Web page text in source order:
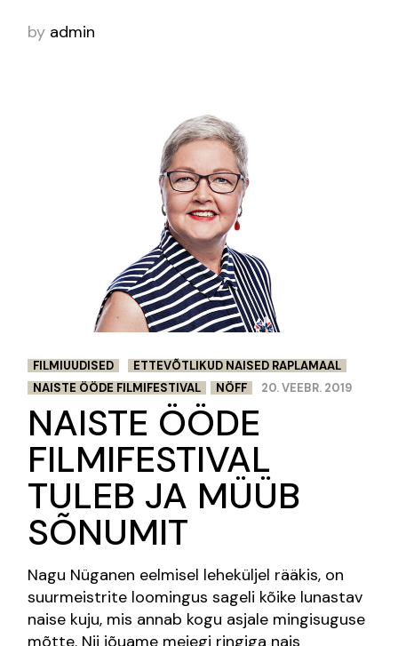
by admin
FILMIUUDISED
ETTEVÕTLIKUD NAISED RAPLAMAAL
NAISTE ÖÖDE FILMIFESTIVAL
NÖFF 20. VEEBR. 2019
NAISTE ÖÖDE
FILMIFESTIVAL
TULEB JA MÜÜB
SÕNUMIT
Nagu Nüganen eelmisel leheküljel rääkis, on
suurmeistrite loomingus sageli kõike lunastav
naise kuju, mis annab kogu asjale mingisuguse